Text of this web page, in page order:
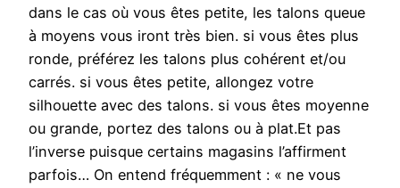
dans le cas où vous êtes petite, les talons queue
à moyens vous iront très bien. si vous êtes plus
ronde, préférez les talons plus cohérent et/ou
carrés. si vous êtes petite, allongez votre
silhouette avec des talons. si vous êtes moyenne
ou grande, portez des talons ou à plat.Et pas
l’inverse puisque certains magasins l’affirment
parfois… On entend fréquemment : « ne vous